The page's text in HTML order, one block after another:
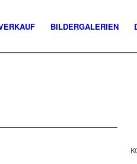
BILDERGALERIEN